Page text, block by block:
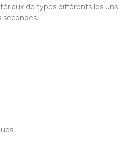
de types différents les uns
secondes.